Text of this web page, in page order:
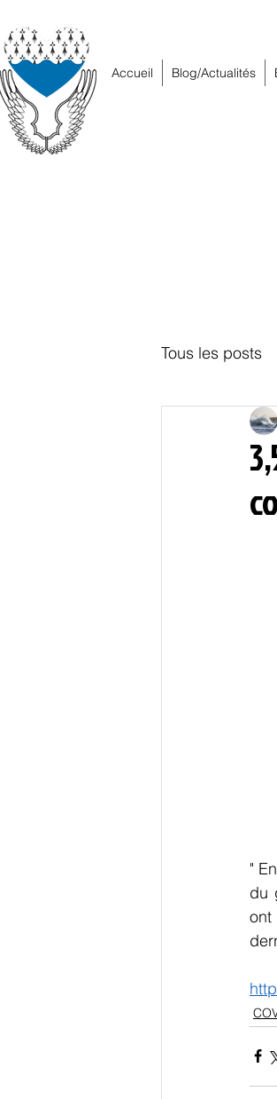
Accueil Blog/Actualités
Tous les posts
Education
"
du